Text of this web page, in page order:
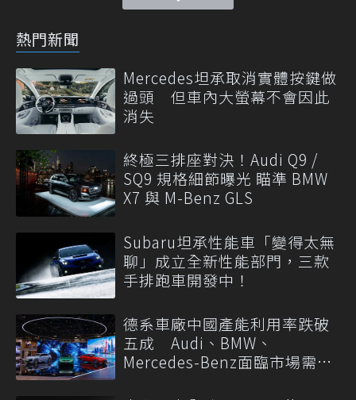
熱門新聞
Mercedes坦承取消實體按鍵做
過頭 但車內大螢幕不會因此
消失
終極三排座對決！Audi Q9 /
SQ9 規格細節曝光 瞄準 BMW
X7 與 M-Benz GLS
Subaru坦承性能車「變得太無
聊」成立全新性能部門，三款
手排跑車開發中！
德系車廠中國產能利用率跌破
五成 Audi、BMW、
Mercedes-Benz面臨市場需求